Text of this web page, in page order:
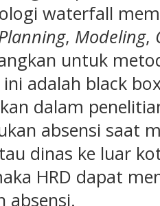
waterfall
, Modeling,
untuk
adalah black
dalam
absensi saat
dinas ke luar
HRD dapat
absensi.